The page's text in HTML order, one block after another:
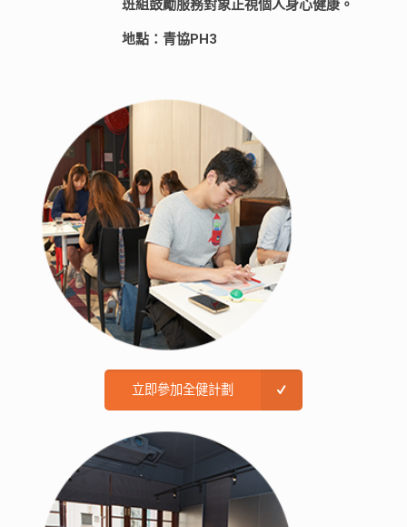
班組鼓勵服務對象正視個人身心健康。
地點：青協PH3
立即參加全健計劃